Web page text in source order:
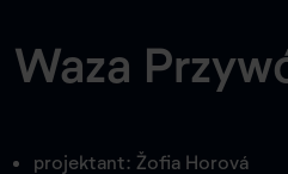
Waza
projektant: Žofia Horová